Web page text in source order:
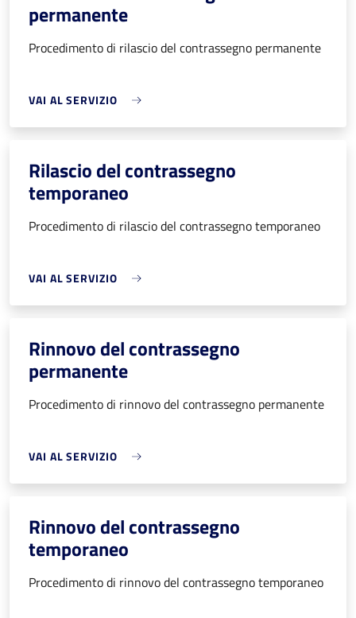
permanente
Procedimento di rilascio del contrassegno permanente
VAI AL SERVIZIO
Rilascio del contrassegno
temporaneo
Procedimento di rilascio del contrassegno temporaneo
VAI AL SERVIZIO
Rinnovo del contrassegno
permanente
Procedimento di rinnovo del contrassegno permanente
VAI AL SERVIZIO
Rinnovo del contrassegno
temporaneo
Procedimento di rinnovo del contrassegno temporaneo